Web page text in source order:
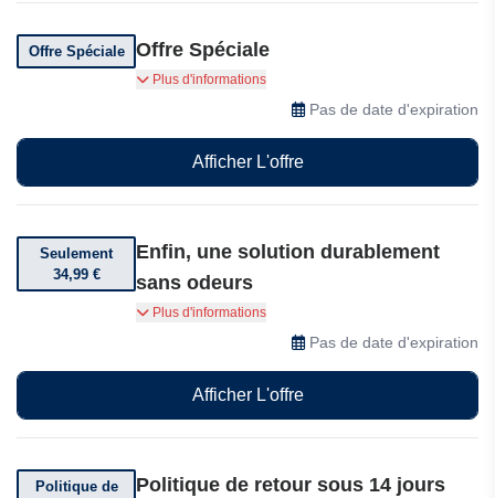
Offre Spéciale Offre Spéciale
Bactador propose des offres spéciales et des
réductions, alors visitez-nous dès maintenant !
Plus d'informations
Pas de date d'expiration
Afficher L'offre
Seulement
34,99 €
Enfin, une solution durablement
sans odeurs
Enfin, une solution durablement sans odeurs –
disponible dès maintenant pour seulement
34,99€ au lieu de 40,47€, pour une fraîcheur
durable à un prix plus avantageux !
Plus d'informations
Pas de date d'expiration
Afficher L'offre
Politique de
Politique de retour sous 14 jours